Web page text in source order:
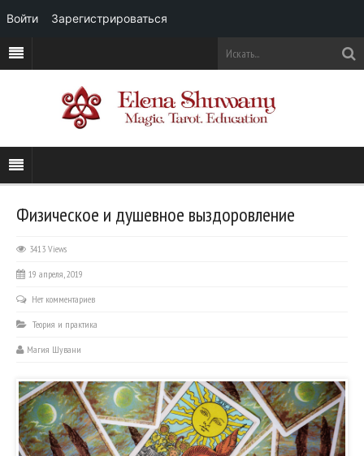
Физическое и душевное выздоровление
3413 Views
19 апреля, 2019
Нет комментариев
Теория и практика
Магия Шувани
Войти Зарегистрироваться